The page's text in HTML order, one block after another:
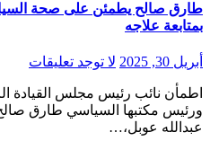
طارق صالح يطمئن على صحة
بمتابعة علاجه
أبريل 30, 2025 لا توجد تعليقات
ورئيس مكتبها السياسي طارق
عبدالله عوبل،…